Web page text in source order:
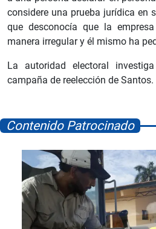
considere una prueba jurídica en
que desconocía que la
manera irregular y él mismo ha
La autoridad electoral
campaña de reelección de Santos.
Contenido Patrocinado